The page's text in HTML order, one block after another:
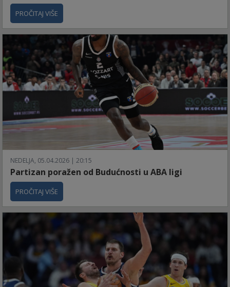
PROČITAJ VIŠE
NEDELJA, 05.04.2026 | 20:15
Partizan poražen od Budućnosti u ABA ligi
PROČITAJ VIŠE